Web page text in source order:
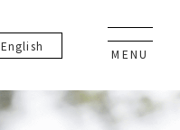
English
MENU